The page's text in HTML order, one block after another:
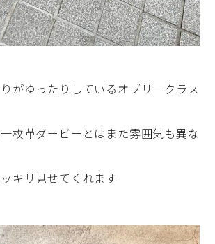
がゆったりしているオブリークラス
枚革ダービーとはまた雰囲気も異な
キリ見せてくれます